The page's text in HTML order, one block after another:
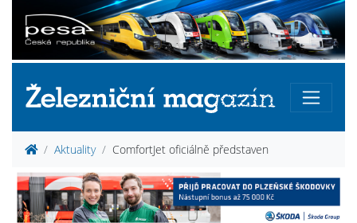
Aktuality ComfortJet oficiálně představen